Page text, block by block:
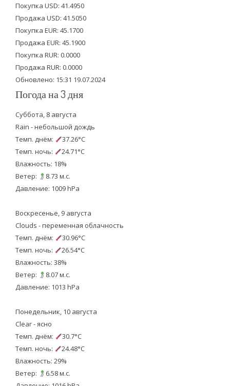
t
e
r
b
o
o
k
u
b
e
Покупка USD: 41.4950
Продажа USD: 41.5050
Покупка EUR: 45.1700
Продажа EUR: 45.1900
Покупка RUR: 0.0000
Продажа RUR: 0.0000
Обновлено: 15:31 19.07.2024
Погода на 3 дня
Суббота, 8 августа
Rain - небольшой дождь
Темп. днём:
37.26°C
Темп. ночь:
24.71°C
Влажность: 18%
Ветер:
8.73 м.с.
Давление: 1009 hPa
Воскресенье, 9 августа
Clouds - переменная облачность
Темп. днём:
30.96°C
Темп. ночь:
26.54°C
Влажность: 38%
Ветер:
8.07 м.с.
Давление: 1013 hPa
Понедельник, 10 августа
Clear - ясно
Темп. днём:
30.7°C
Темп. ночь:
24.48°C
Влажность: 29%
Ветер:
6.58 м.с.